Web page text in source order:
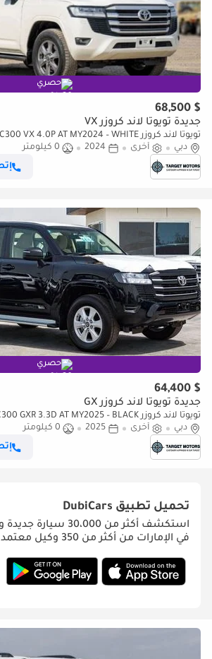
حصري
$ 68,500
جديدة تويوتا لاند كروزر VX
تويوتا لاند كروزر VX LC300 VX 4.0P AT MY2024 – WHITE
دبي
أخرى 2024
0 كيلومتر
حصري
$ 64,400
جديدة تويوتا لاند كروزر GX
تويوتا لاند كروزر GX LC300 GXR 3.3D AT MY2025 – BLACK
دبي
أخرى 2025
0 كيلومتر
تحميل تطبيق DubiCars
استكشف أكثر من 30،000
في الإمارات من أكثر من 350 وكيل معتمد.